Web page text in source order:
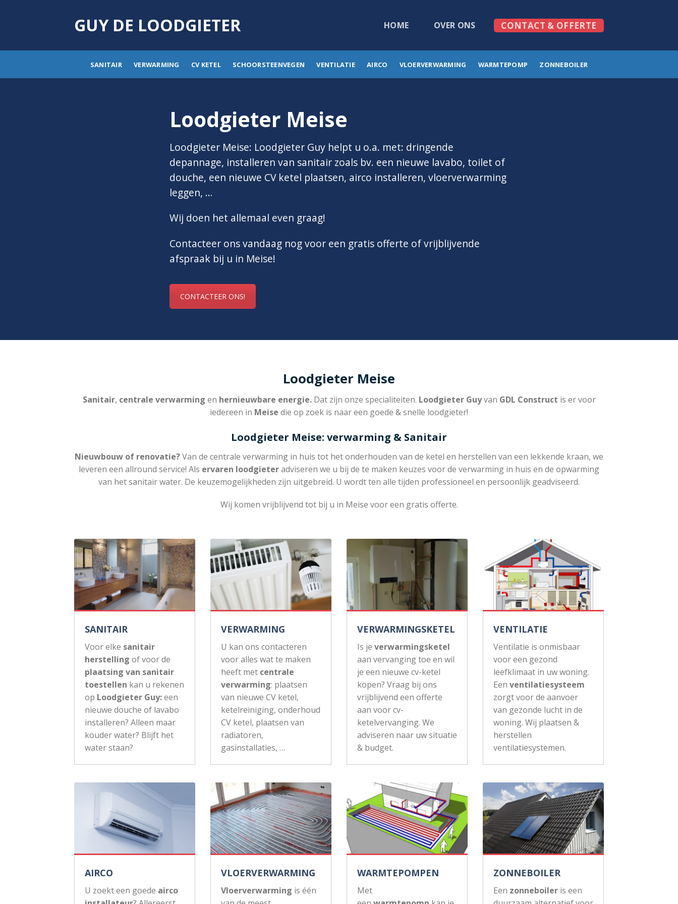
GUY DE LOODGIETER HOME OVER ONS CONTACT & OFFERTE
SANITAIR VERWARMING CV KETEL SCHOORSTEENVEGEN VENTILATIE AIRCO VLOERVERWARMING WARMTEPOMP ZONNEBOILER
Loodgieter Meise
Loodgieter Meise: Loodgieter Guy helpt u o.a. met: dringende
depannage, installeren van sanitair zoals bv. een nieuwe lavabo, toilet of
douche, een nieuwe CV ketel plaatsen, airco installeren, vloerverwarming
leggen, …
Wij doen het allemaal even graag!
Contacteer ons vandaag nog voor een gratis offerte of vrijblijvende
afspraak bij u in Meise!
CONTACTEER ONS!
Loodgieter Meise
Sanitair, centrale verwarming en hernieuwbare energie.Dat zijn onze specialiteiten. Loodgieter Guyvan GDL Construct is er voor
iedereen in Meise die op zoek is naar een goede & snelle loodgieter!
Loodgieter Meise: verwarming & Sanitair
Nieuwbouw of renovatie?Van de centrale verwarming in huis tot het onderhouden van de ketel en herstellen van een lekkende kraan, we
leveren een allround service! Als ervaren loodgieteradviseren we u bij de te maken keuzes voor de verwarming in huis en de opwarming
van het sanitair water. De keuzemogelijkheden zijn uitgebreid. U wordt ten alle tijden professioneel en persoonlijk geadviseerd.
Wij komen vrijblijvend tot bij u in Meise voor een gratis offerte.
SANITAIR
Voor elke sanitair
herstelling of voor de
plaatsing van sanitair
toestellen kan u rekenen
op Loodgieter Guy:een
nieuwe douche of lavabo
installeren? Alleen maar
kouder water? Blijft het
water staan?
VERWARMING
U kan ons contacteren
voor alles wat te maken
heeft met centrale
verwarming: plaatsen
van nieuwe CV ketel,
ketelreiniging, onderhoud
CV ketel, plaatsen van
radiatoren,
gasinstallaties, …
VERWARMINGSKETEL
Is je verwarmingsketel
aan vervanging toe en wil
je een nieuwe cv-ketel
kopen? Vraag bij ons
vrijblijvend een offerte
aan voor cv-
ketelvervanging. We
adviseren naar uw situatie
& budget.
VENTILATIE
Ventilatie is onmisbaar
voor een gezond
leefklimaat in uw woning.
Een ventilatiesysteem
zorgt voor de aanvoer
van gezonde lucht in de
woning. Wij plaatsen &
herstellen
ventilatiesystemen.
AIRCO
U zoekt een goede airco
VLOERVERWARMING
Vloerverwarming is één
WARMTEPOMPEN
Met
ZONNEBOILER
Een zonneboiler is een